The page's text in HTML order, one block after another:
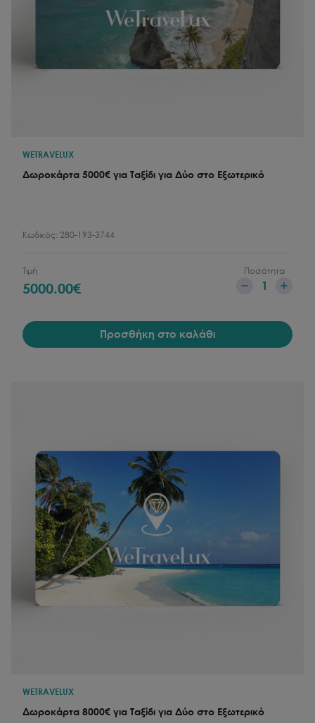
WETRAVELUX
Δωροκάρτα 5000€ για Ταξίδι για Δύο στο Εξωτερικό
Κωδικός: 280-193-3744
Τιμή
5000.00€
Ποσότητα
1
Προσθήκη στο καλάθι
WETRAVELUX
Δωροκάρτα 8000€ για Ταξίδι για Δύο στο Εξωτερικό